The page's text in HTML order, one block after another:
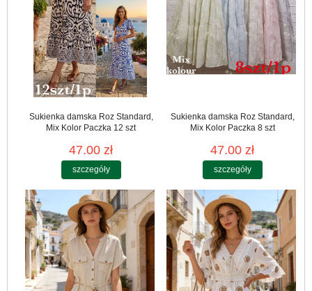
Sukienka damska Roz Standard,
Mix Kolor Paczka 12 szt
47.00 zł
szczegóły
Sukienka damska Roz Standard,
Mix Kolor Paczka 8 szt
47.00 zł
szczegóły